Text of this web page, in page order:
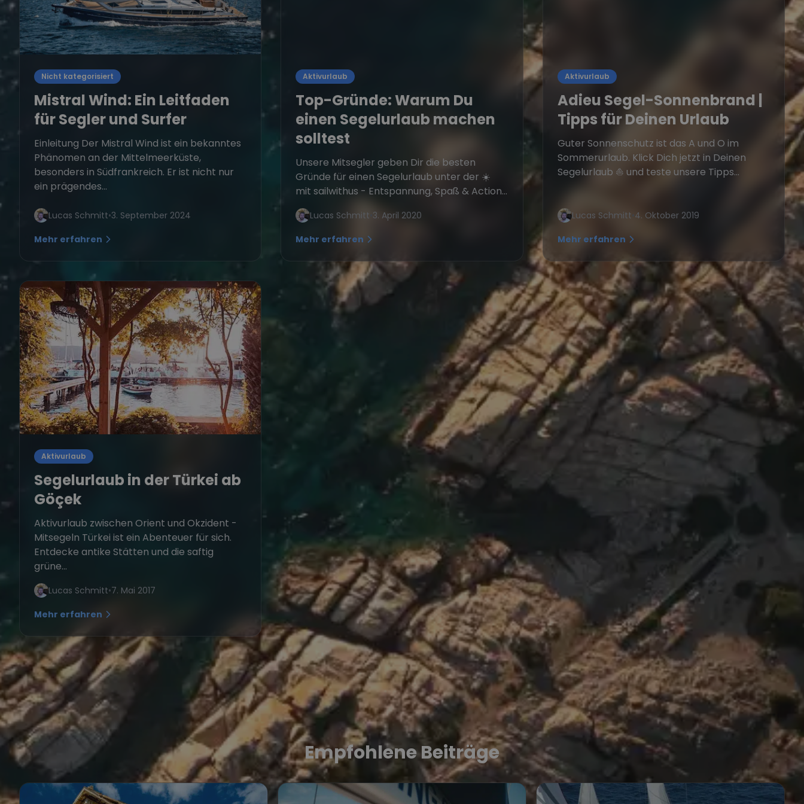
Nicht kategorisiert
Mistral Wind: Ein Leitfaden
für Segler und Surfer
Einleitung Der Mistral Wind ist ein bekanntes
Phänomen an der Mittelmeerküste,
besonders in Südfrankreich. Er ist nicht nur
ein prägendes...
Lucas Schmitt•3. September 2024
Mehr erfahren
Aktivurlaub
Top-Gründe: Warum Du
einen Segelurlaub machen
solltest
Unsere Mitsegler geben Dir die besten
Gründe für einen Segelurlaub unter der ☀️
mit sailwithus - Entspannung, Spaß & Action...
Lucas Schmitt 3. April 2020
Mehr erfahren
Aktivurlaub
Adieu Segel-Sonnenbrand |
Tipps für Deinen Urlaub
Guter Sonnenschutz ist das A und O im
Sommerurlaub. Klick Dich jetzt in Deinen
Segelurlaub ⛵️ und teste unsere Tipps...
Lucas Schmitt•4. Oktober 2019
Mehr erfahren
Aktivurlaub
Segelurlaub in der Türkei ab
Göçek
Aktivurlaub zwischen Orient und Okzident -
Mitsegeln Türkei ist ein Abenteuer für sich.
Entdecke antike Stätten und die saftig
grüne...
Lucas Schmitt•7. Mai 2017
Mehr erfahren
Empfohlene Beiträge